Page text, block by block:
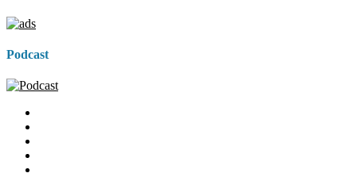
Podcast